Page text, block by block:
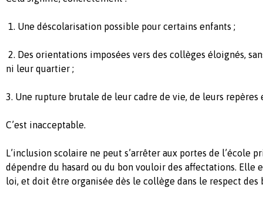
1. Une déscolarisation possible pour certains enfants ;
2. Des orientations imposées vers des collèges éloignés,
ni leur quartier ;
3. Une rupture brutale de leur cadre de vie, de leurs
C’est inacceptable.
L’inclusion scolaire ne peut s’arrêter aux portes de l’école
dépendre du hasard ou du bon vouloir des affectations. Elle
loi, et doit être organisée dès le collège dans le respect des